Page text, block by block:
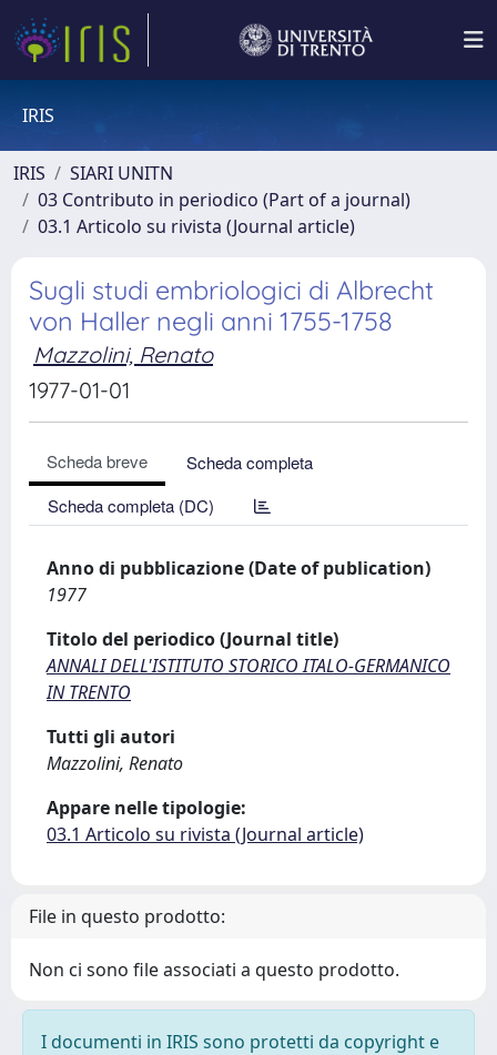
IRIS
IRIS
SIARI UNITN
03 Contributo in periodico (Part of a journal)
03.1 Articolo su rivista (Journal article)
Sugli studi embriologici di Albrecht
von Haller negli anni 1755-1758
Mazzolini, Renato
1977-01-01
Scheda breve
Scheda completa
Scheda completa (DC)
Anno di pubblicazione (Date of publication)
1977
Titolo del periodico (Journal title)
ANNALI DELL'ISTITUTO STORICO ITALO-GERMANICO
IN TRENTO
Tutti gli autori
Mazzolini, Renato
Appare nelle tipologie:
03.1 Articolo su rivista (Journal article)
File in questo prodotto:
Non ci sono file associati a questo prodotto.
I documenti in IRIS sono protetti da copyright e